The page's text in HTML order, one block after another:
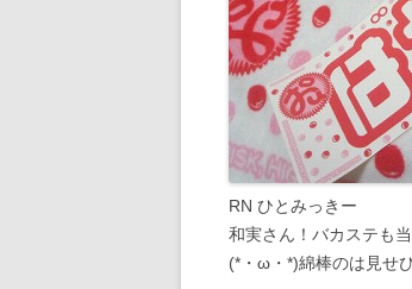
RN ひとみっきー
和実さん！バカステも
(*・ω・*)綿棒のは見せ